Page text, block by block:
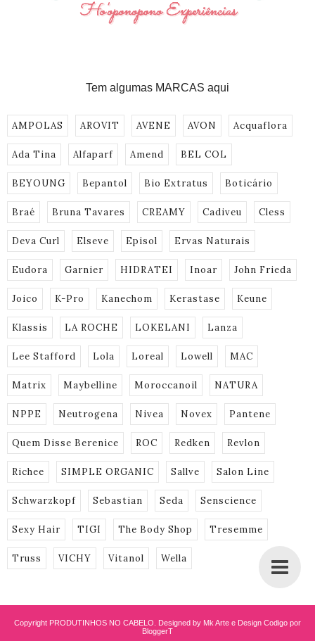
Tem algumas MARCAS aqui
AMPOLAS AROVIT AVENE AVON Acquaflora
Ada Tina Alfaparf Amend BEL COL
BEYOUNG Bepantol Bio Extratus Boticário
Braé Bruna Tavares CREAMY Cadiveu Cless
Deva Curl Elseve Episol Ervas Naturais
Eudora Garnier HIDRATEI Inoar John Frieda
Joico K-Pro Kanechom Kerastase Keune
Klassis LA ROCHE LOKELANI Lanza
Lee Stafford Lola Loreal Lowell MAC
Matrix Maybelline Moroccanoil NATURA
NPPE Neutrogena Nivea Novex Pantene
Quem Disse Berenice ROC Redken Revlon
Richee SIMPLE ORGANIC Sallve Salon Line
Schwarzkopf Sebastian Seda Senscience
Sexy Hair TIGI The Body Shop Tresemme
Truss VICHY Vitanol Wella
Copyright PRODUTINHOS NO CABELO . Designed by Mk Arte e Design Codigo por
BloggerT